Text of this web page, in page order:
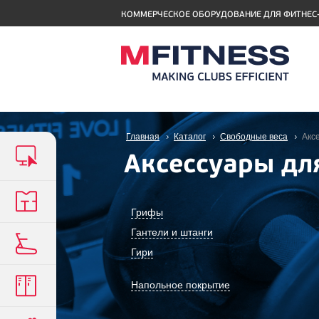
КОММЕРЧЕСКОЕ ОБОРУДОВАНИЕ ДЛЯ
Главная Каталог Свободные веса
Аксессуары
Грифы
Гантели и штанги
Гири
Напольное покрытие